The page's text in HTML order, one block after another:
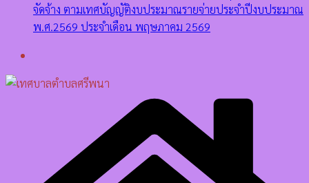
จัดจ้าง ตามเทศบัญญัติงบประมาณรายจ่ายประจำปีงบประมาณ
พ.ศ.2569 ประจำเดือน พฤษภาคม 2569